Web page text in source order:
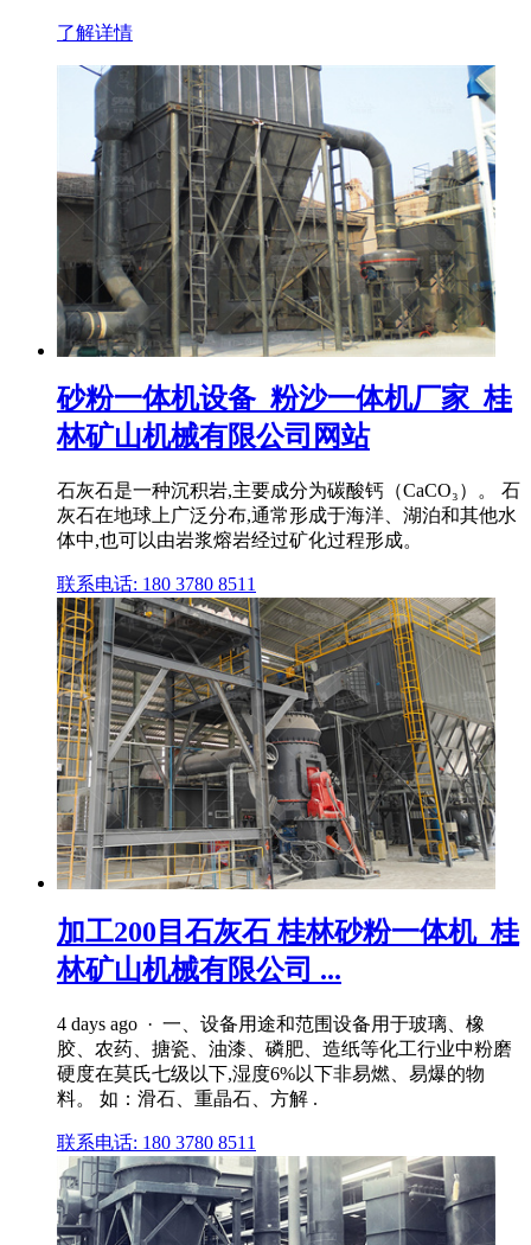
了解详情
砂粉一体机设备_粉沙一体机厂家_桂
林矿山机械有限公司网站
石灰石是一种沉积岩,主要成分为碳酸钙（CaCO₃）。 石
灰石在地球上广泛分布,通常形成于海洋、湖泊和其他水
体中,也可以由岩浆熔岩经过矿化过程形成。
联系电话: 180 3780 8511
加工200目石灰石 桂林砂粉一体机_桂
林矿山机械有限公司 ...
4 days ago · 一、设备用途和范围设备用于玻璃、橡
胶、农药、搪瓷、油漆、磷肥、造纸等化工行业中粉磨
硬度在莫氏七级以下,湿度6%以下非易燃、易爆的物
料。 如：滑石、重晶石、方解 .
联系电话: 180 3780 8511